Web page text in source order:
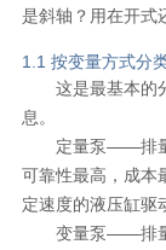
是斜轴？用在开式
1.1 按变量方式分
这是最基本的
息。
定量泵——排
可靠性最高，成本
定速度的液压缸驱
变量泵——排